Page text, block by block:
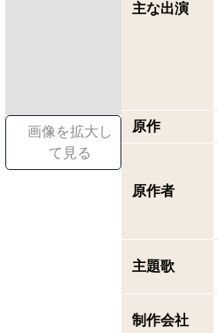
画像を拡大し
て見る
主な出演
原作
原作者
主題歌
制作会社